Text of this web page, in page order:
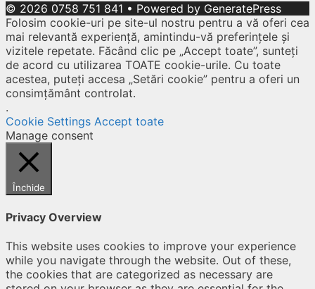
© 2026 0758 751 841 • Powered by GeneratePress
Folosim cookie-uri pe site-ul nostru pentru a vă oferi cea
mai relevantă experiență, amintindu-vă preferințele și
vizitele repetate. Făcând clic pe „Accept toate”, sunteți
de acord cu utilizarea TOATE cookie-urile. Cu toate
acestea, puteți accesa „Setări cookie” pentru a oferi un
consimțământ controlat.
.
Cookie Settings Accept toate
Manage consent
Închide
Privacy Overview
This website uses cookies to improve your experience
while you navigate through the website. Out of these,
the cookies that are categorized as necessary are